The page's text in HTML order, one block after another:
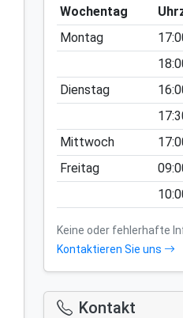
Wochentag
Montag
Dienstag
Mittwoch
Freitag
Keine oder fehlerhafte
Kontaktieren Sie uns
Kontakt